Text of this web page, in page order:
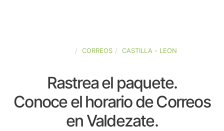
CORREOS CASTILLA - LEON
Rastrea el paquete.
Conoce el horario de Correos
en Valdezate.